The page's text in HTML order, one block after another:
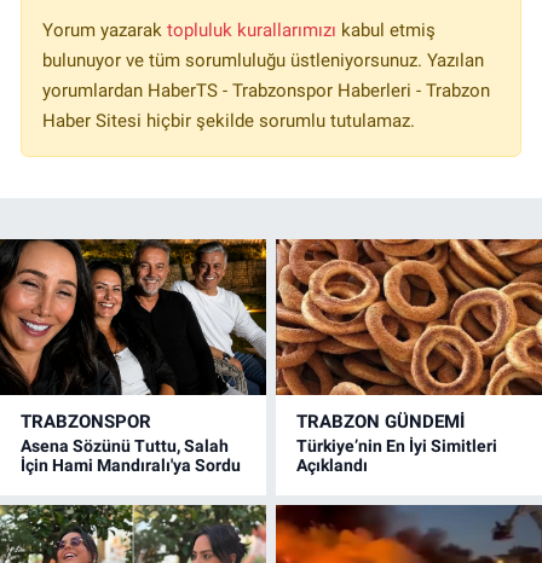
Yorum yazarak topluluk kurallarımızı kabul etmiş
bulunuyor ve tüm sorumluluğu üstleniyorsunuz. Yazılan
yorumlardan HaberTS - Trabzonspor Haberleri - Trabzon
Haber Sitesi hiçbir şekilde sorumlu tutulamaz.
TRABZONSPOR
Asena Sözünü Tuttu, Salah
İçin Hami Mandıralı'ya Sordu
TRABZON GÜNDEMİ
Türkiye’nin En İyi Simitleri
Açıklandı